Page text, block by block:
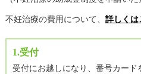
不妊治療の費用について、 詳しくは
1.受付
受付にお越しになり、番号カード